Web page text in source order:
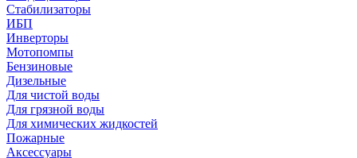
Стабилизаторы
ИБП
Инверторы
Мотопомпы
Бензиновые
Дизельные
Для чистой воды
Для грязной воды
Для химических жидкостей
Пожарные
Аксессуары